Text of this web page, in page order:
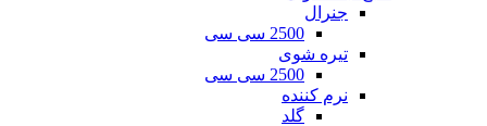
جنرال
2500 سی سی
تیره شوی
2500 سی سی
نرم کننده
گلد